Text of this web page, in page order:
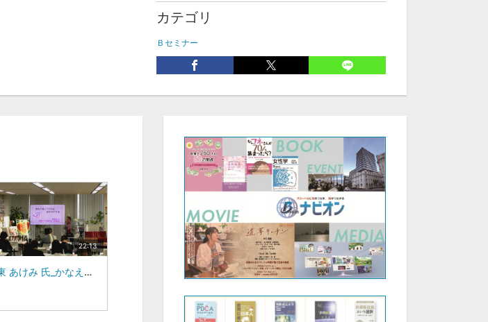
カテゴリ
Ｂセミナー
22:13
板東 あけみ 氏_かなえびとの集い